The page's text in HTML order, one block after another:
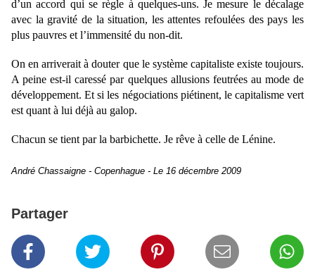
d’un accord qui se règle à quelques-uns. Je mesure le décalage
avec la gravité de la situation, les attentes refoulées des pays les
plus pauvres et l’immensité du non-dit.
On en arriverait à douter que le système capitaliste existe toujours.
A peine est-il caressé par quelques allusions feutrées au mode de
développement. Et si les négociations piétinent, le capitalisme vert
est quant à lui déjà au galop.
Chacun se tient par la barbichette. Je rêve à celle de Lénine.
André Chassaigne - Copenhague - Le 16 décembre 2009
Partager